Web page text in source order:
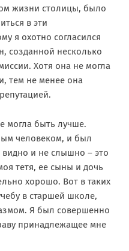
жизни столицы, было
в эти
я охотно согласился
созданной несколько
Хотя она не могла
тем не менее она
могла быть лучше.
человеком, и был
и не слышно – это
тетя, ее сыны и дочь
хорошо. Вот в таких
в старшей школе,
Я был совершенно
принадлежащее мне